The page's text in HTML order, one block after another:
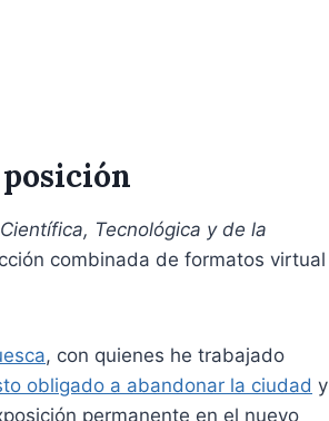
Tecnológica y de la
combinada de formatos virtual
, con quienes he trabajado
obligado a abandonar la ciudad y
permanente en el nuevo